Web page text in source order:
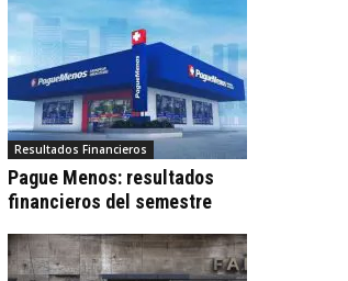
Resultados Financieros
Pague Menos: resultados
financieros del semestre